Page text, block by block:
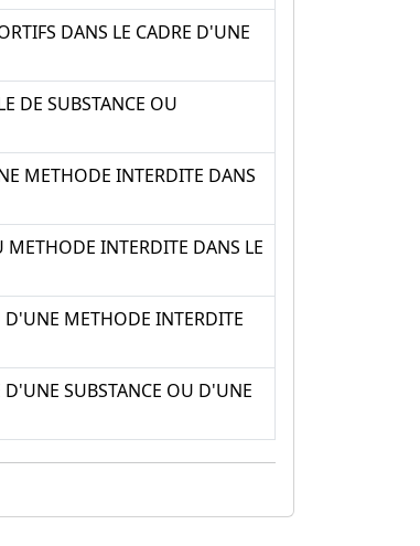
DANS LE CADRE D'UNE
DE SUBSTANCE OU
METHODE INTERDITE DANS
METHODE INTERDITE DANS LE
D'UNE METHODE INTERDITE
D'UNE SUBSTANCE OU D'UNE